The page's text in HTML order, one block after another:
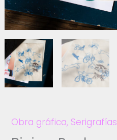
Obra gráfica, Serigrafías